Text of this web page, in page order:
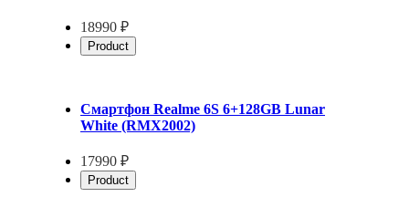
18990 ₽
Product
Смартфон Realme 6S 6+128GB Lunar
White (RMX2002)
17990 ₽
Product